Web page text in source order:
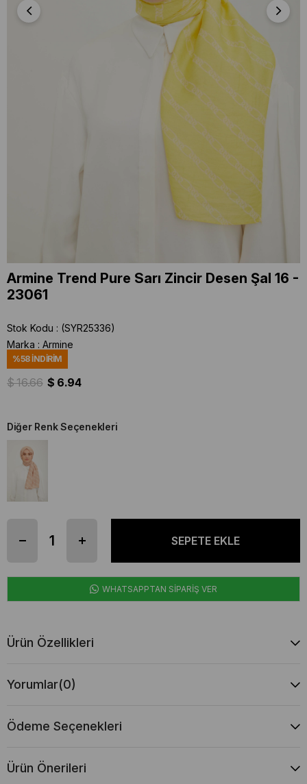
Armine Trend Pure Sarı Zincir Desen Şal 16 -
23061
Stok Kodu
(SYR25336)
Marka : Armine
%58İNDIRIM
$ 16.66 $ 6.94
Diğer Renk Seçenekleri
WHATSAPPTAN SİPARİŞ VER
Ürün Özellikleri
Yorumlar(0)
Ödeme Seçenekleri
Ürün Önerileri